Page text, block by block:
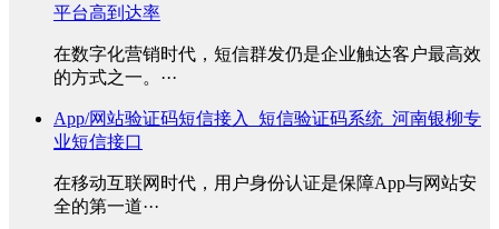
平台高到达率
在数字化营销时代，短信群发仍是企业触达客户最高效
的方式之一。···
App/网站验证码短信接入_短信验证码系统_河南银柳专
业短信接口
在移动互联网时代，用户身份认证是保障App与网站安
全的第一道···